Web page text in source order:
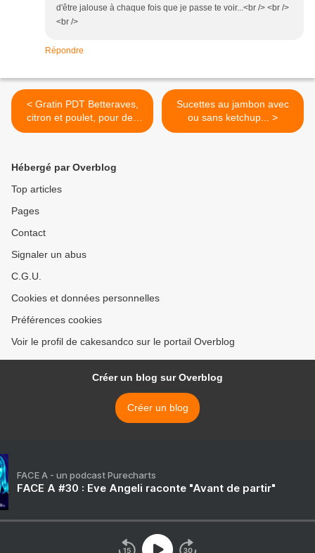
d'être jalouse à chaque fois que je passe te voir...<br /> <br />
<br />
Répondre
< Gratin PDT Betteraves,
citron et poulet, pour des
restes en couleur !
Sucettes au jambon avec
ou sans ketchup... >
Hébergé par Overblog
Top articles
Pages
Contact
Signaler un abus
C.G.U.
Cookies et données personnelles
Préférences cookies
Voir le profil de cakesandco sur le portail Overblog
Créer un blog sur Overblog
Créer un blog
FACE A - un podcast Purecharts
FACE A #30 : Eve Angeli raconte "Avant de partir"